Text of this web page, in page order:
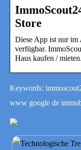
Store
Diese App ist nur im
verfügbar.
Haus kaufen / mieten.
Keywords:
www google de